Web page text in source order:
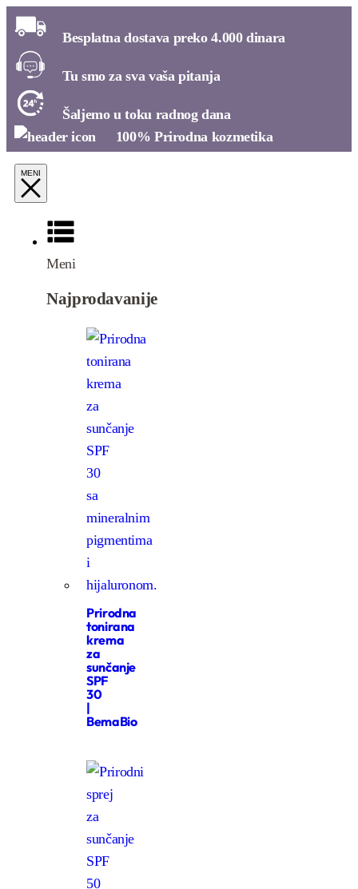
Besplatna dostava preko 4.000 dinara​
Tu smo za sva vaša pitanja​
Šaljemo u toku radnog dana​
100% Prirodna kozmetika​
Meni
Najprodavanije
Prirodna
tonirana
krema
za
sunčanje
SPF
30
|
BemaBio